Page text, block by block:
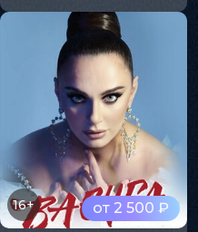
от 2 500 ₽
16+